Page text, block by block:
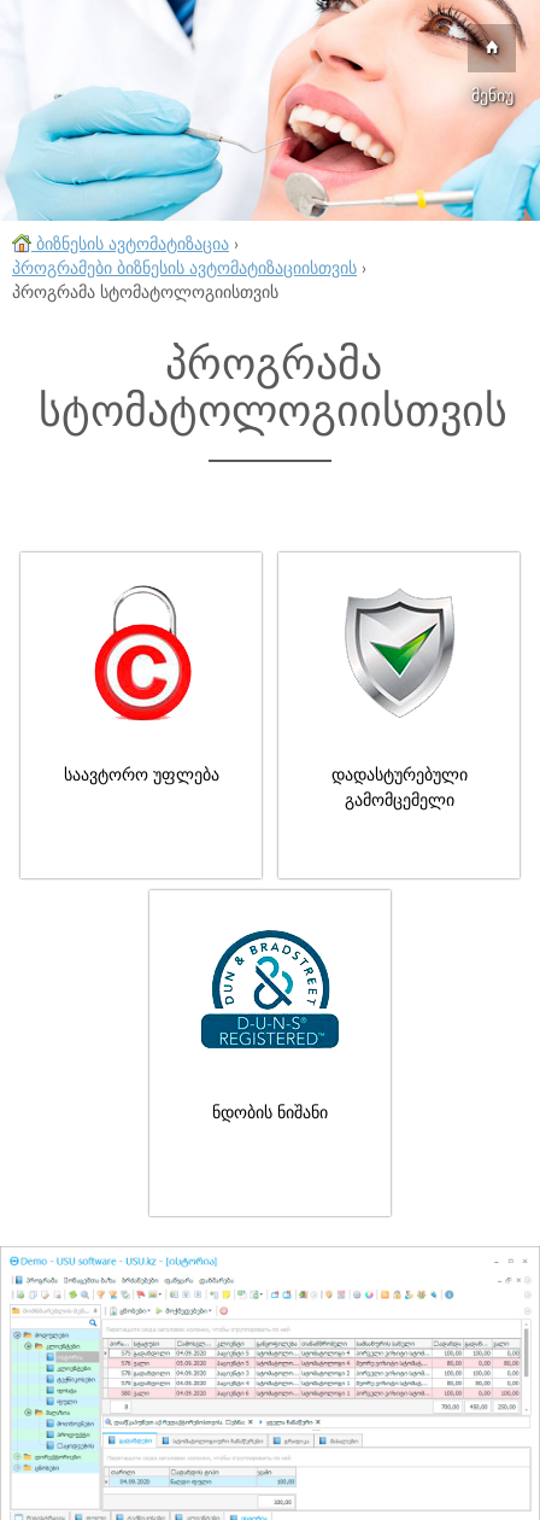
მენიუ
ბიზნესის ავტომატიზაცია ›
პროგრამები ბიზნესის ავტომატიზაციისთვის ›
პროგრამა სტომატოლოგიისთვის
პროგრამა
სტომატოლოგიისთვის
საავტორო უფლება
დადასტურებული
გამომცემელი
ნდობის ნიშანი